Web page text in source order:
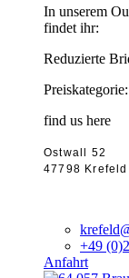
In unserem
findet ihr:
Reduzierte
find us here
Ostwall 52
47798 Krefeld
+49
Anfahrt